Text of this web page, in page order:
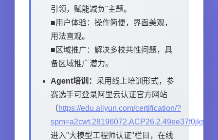
引领，赋能减负"主题。
■用户体验：操作简便，界面美观，
用法直观。
■区域推广：解决多校共性问题，具
备区域推广潜力。
Agent培训： 采用线上培训形式，参
赛选手可登录阿里云认证官方网站
（https://edu.aliyun.com/certification/?
spm=a2cwt.28196072.ACP26.2.49ee37f0jksf6d
进入"大模型工程师认证"栏目，在线